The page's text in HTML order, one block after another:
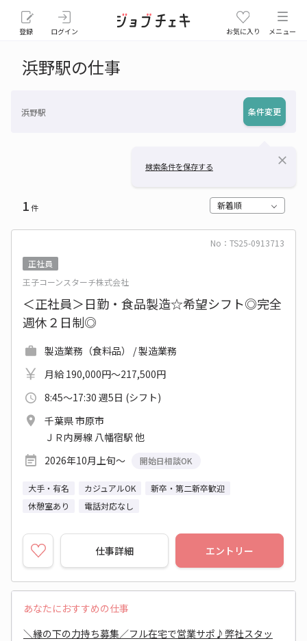
登録 ログイン お気に入り メニュー
浜野駅の仕事
浜野駅 条件変更
検索条件を保存する close
1件 新着順
No：TS25-0913713
正社員
王子コーンスターチ株式会社
＜正社員＞日勤・食品製造☆希望シフト◎完全
週休２日制◎
製造業務（食料品） / 製造業務
月給 190,000円～217,500円
8:45～17:30 週5日 (シフト)
千葉県 市原市
ＪＲ内房線 八幡宿駅 他
2026年10月上旬～
開始日相談OK
大手・有名 カジュアルOK
新卒・第二新卒歓迎
休憩室あり
電話対応なし
仕事詳細 エントリー
あなたにおすすめの仕事
＼縁の下の力持ち募集／フル在宅で営業サポ♪弊社スタッ